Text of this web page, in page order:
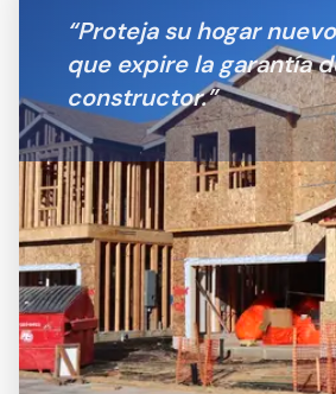
“Proteja su hogar
que expire la garantía
constructor.”